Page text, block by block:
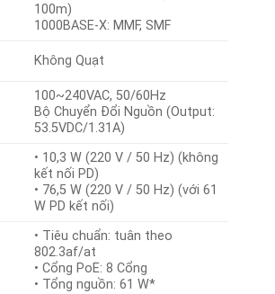
100m)
1000BASE-X: MMF, SMF
Không Quạt
100~240VAC, 50/60Hz
Bộ Chuyển Đổi Nguồn (Output:
53.5VDC/1.31A)
• 10,3 W (220 V / 50 Hz) (không
kết nối PD)
• 76,5 W (220 V / 50 Hz) (với 61
W PD kết nối)
• Tiêu chuẩn: tuân theo
802.3af/at
• Cổng PoE: 8 Cổng
• Tổng nguồn: 61 W*